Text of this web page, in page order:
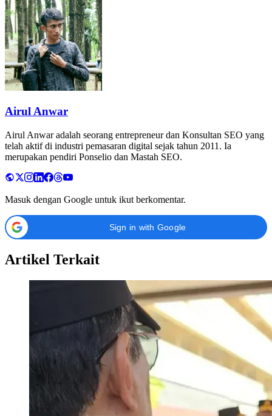
Airul Anwar
Airul Anwar adalah seorang entrepreneur dan Konsultan SEO yang
telah aktif di industri pemasaran digital sejak tahun 2011. Ia
merupakan pendiri Ponselio dan Mastah SEO.
Masuk dengan Google untuk ikut berkomentar.
Sign in with Google
Artikel Terkait